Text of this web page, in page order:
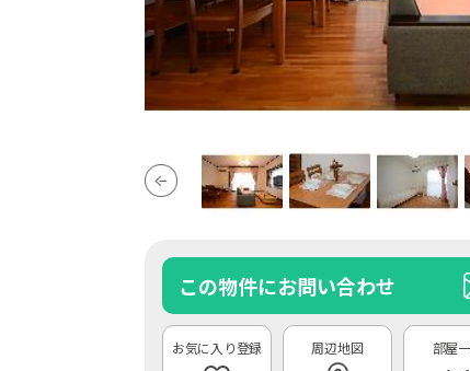
この物件にお問い合わせ
周辺地図 部屋